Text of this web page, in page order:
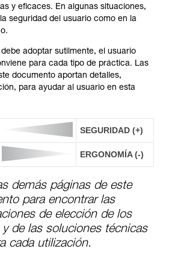
y eficaces. En algunas situaciones,
seguridad del usuario como en la
adoptar sutilmente, el usuario
para cada tipo de práctica. Las
documento aportan detalles,
para ayudar al usuario en esta
SEGURIDAD (+)
ERGONOMÍA (-)
demás páginas de este
para encontrar las
de elección de los
de las soluciones técnicas
cada utilización.